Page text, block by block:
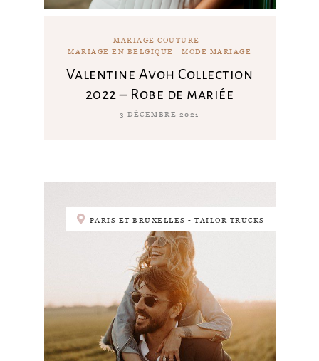
MARIAGE COUTURE
MARIAGE EN BELGIQUE
MODE MARIAGE
Valentine Avoh Collection
2022 – Robe de mariée
3 DÉCEMBRE 2021
PARIS ET BRUXELLES - TAILOR TRUCKS